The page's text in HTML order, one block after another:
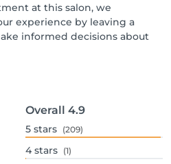
at this salon, we
experience by leaving a
informed decisions about
Overall 4.9
5 stars (209)
4 stars (1)